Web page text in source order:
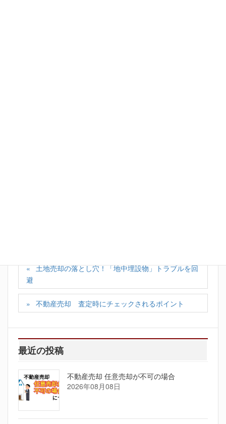
土地売却の落とし穴！「地中埋設物」トラブルを回
避
不動産売却 査定時にチェックされるポイント
最近の投稿
不動産売却 任意売却が不可の場合
2026年08月08日